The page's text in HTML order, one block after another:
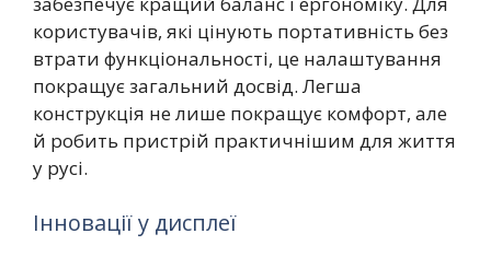
користувачів, які цінують портативність без
втрати функціональності, це налаштування
покращує загальний досвід. Легша
конструкція не лише покращує комфорт, але
й робить пристрій практичнішим для життя
у русі.
Інновації у дисплеї